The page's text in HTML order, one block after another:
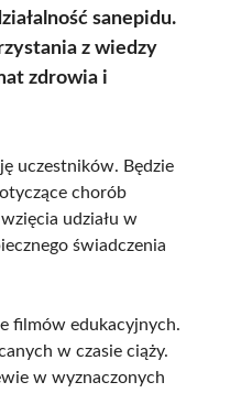
sanepidu.
z wiedzy
zdrowia i
uczestników. Będzie
chorób
udziału w
świadczenia
filmów edukacyjnych.
w czasie ciąży.
w wyznaczonych